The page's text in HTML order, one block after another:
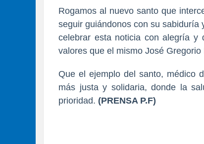
Rogamos al nuevo santo que
seguir guiándonos con su sabiduría
celebrar esta noticia con alegría y
valores que el mismo José
Que el ejemplo del santo, médico
más justa y solidaria, donde la
prioridad. (PRENSA P.F)